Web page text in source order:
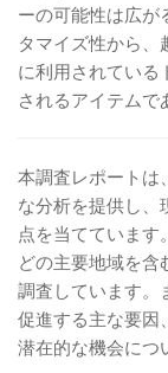
ーの可能性は広が
タマイズ性から、
に利用されている
されるアイテムで
本調査レポートは
な分析を提供し、
点を当てていま
どの主要地域を
調査しています。
促進する主な要因
潜在的な機会につ